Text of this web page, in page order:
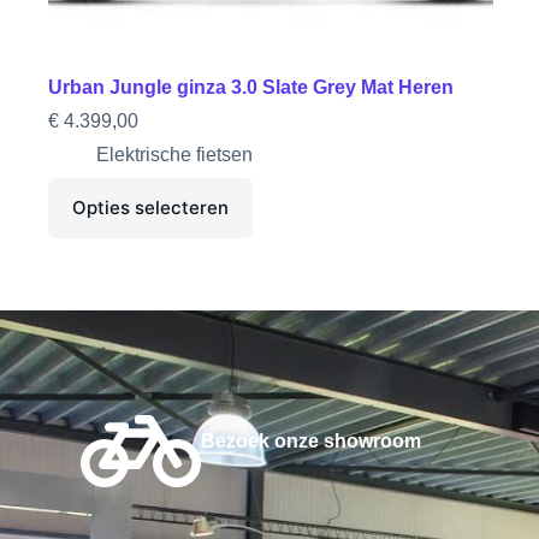
Urban Jungle ginza 3.0 Slate Grey Mat Heren
€ 4.399,00
Elektrische fietsen
Opties selecteren
Bezoek onze showroom